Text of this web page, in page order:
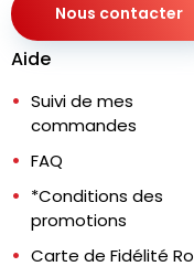
Nous contacter
Aide
Suivi de mes
commandes
FAQ
*Conditions des
promotions
Carte de Fidélité